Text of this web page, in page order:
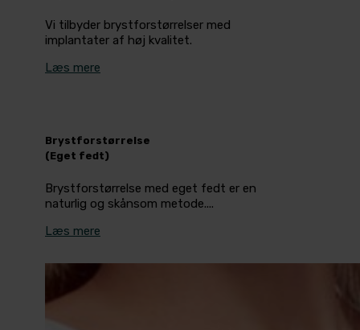
Vi tilbyder brystforstørrelser med
implantater af høj kvalitet.
Læs mere
Brystforstørrelse
(Eget fedt)
Brystforstørrelse med eget fedt er en
naturlig og skånsom metode....
Læs mere